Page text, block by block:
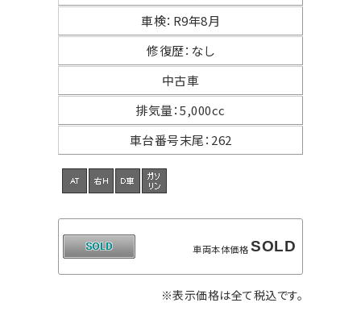
車検： R9年8月
修復歴： なし
中古車
排気量：5,000cc
車台番号末尾： 262
車両本体価格SOLD
※表示価格は全て税込です。